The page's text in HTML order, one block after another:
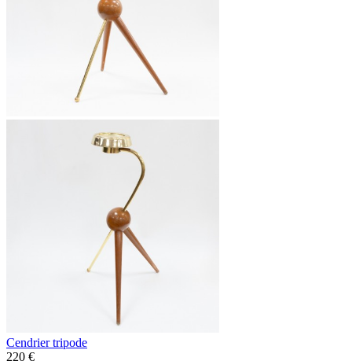
Cendrier tripode
220 €